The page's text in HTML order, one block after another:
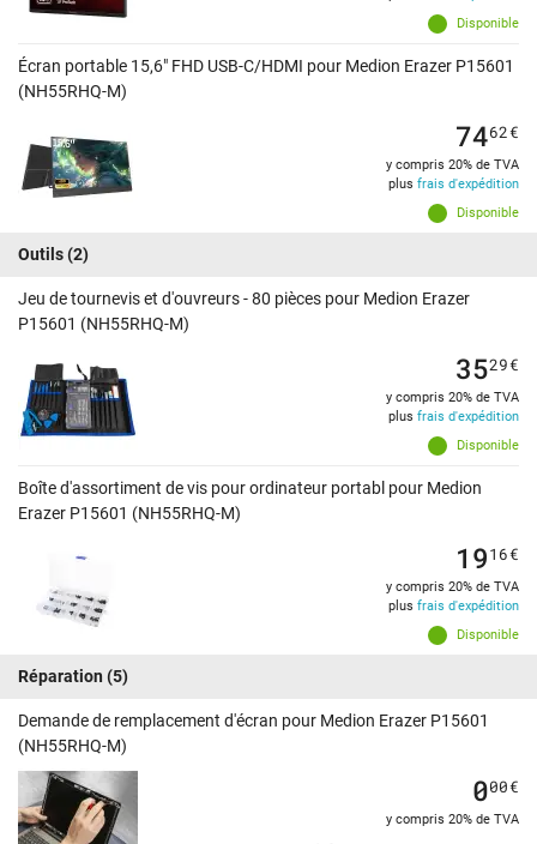
Disponible
Écran portable 15,6" FHD USB-C/HDMI pour Medion Erazer P15601
(NH55RHQ-M)
Disponible
7462€
y compris 20% de TVA
plus frais d'expédition
Outils(2)
Jeu de tournevis et d'ouvreurs - 80 pièces pour Medion Erazer
P15601 (NH55RHQ-M)
Disponible
3529€
y compris 20% de TVA
plus frais d'expédition
Boîte d'assortiment de vis pour ordinateur portabl pour Medion
Erazer P15601 (NH55RHQ-M)
Disponible
1916€
y compris 20% de TVA
plus frais d'expédition
Réparation (5)
Demande de remplacement d'écran pour Medion Erazer P15601
(NH55RHQ-M)
000€
y compris 20% de TVA